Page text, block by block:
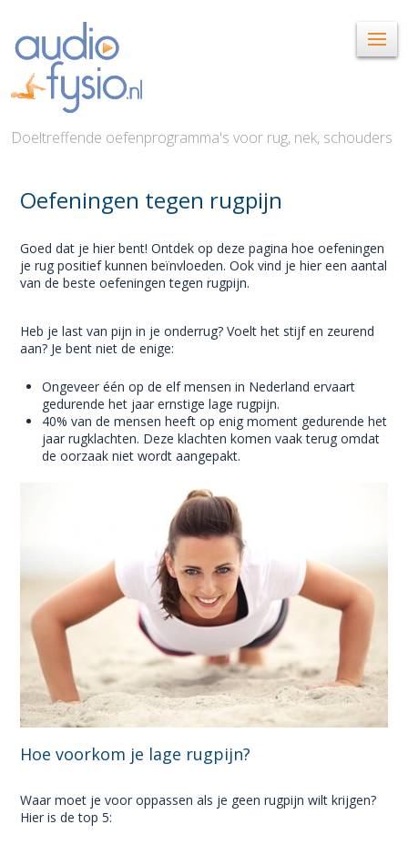
Doeltreffende oefenprogramma's voor rug, nek, schouders
Oefeningen tegen rugpijn
Goed dat je hier bent! Ontdek op deze pagina hoe oefeningen
je rug positief kunnen beïnvloeden. Ook vind je hier een aantal
van de beste oefeningen tegen rugpijn.
Heb je last van pijn in je onderrug? Voelt het stijf en zeurend
aan? Je bent niet de enige:
Ongeveer één op de elf mensen in Nederland ervaart
gedurende het jaar ernstige lage rugpijn.
40% van de mensen heeft op enig moment gedurende het
jaar rugklachten. Deze klachten komen vaak terug omdat
de oorzaak niet wordt aangepakt.
Hoe voorkom je lage rugpijn?
Waar moet je voor oppassen als je geen rugpijn wilt krijgen?
Hier is de top 5: